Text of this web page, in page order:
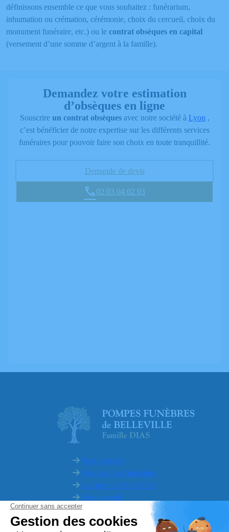
définissons ensemble ce que vous souhaitez : funérarium,
inhumation ou crémation, cérémonie, choix du cercueil, choix du
monument funéraire, etc.) ou le contrat obsèques en capital
(versement d’une somme d’argent à la famille).
Demandez votre estimation
d’obsèques en ligne
Souscrire un contrat obsèquesavec notre société à Lyon ,
c’est bénéficier de notre expertise sur les différents services
funéraires pour pouvoir faire son choix en toute tranquillité.
Demande de devis
02 03 04 02 03
Notre société
Nos services funéraires
Les produits funéraires
Nos conseils
Contact